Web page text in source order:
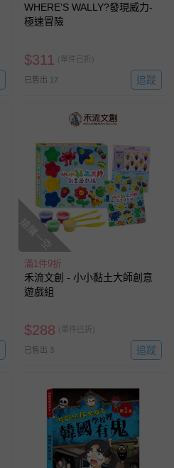
WHERE’S WALLY?發現威力-
極速冒險
$311 (單件已折)
已售出 17 追蹤
搶購一空
滿1件9折
禾流文創 - 小小黏土大師創意
遊戲組
$288 (單件已折)
已售出 3 追蹤